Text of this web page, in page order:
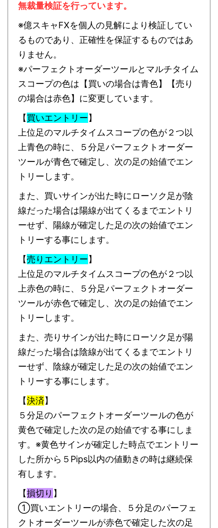
無裁量検証を行っています。
※億スキャFXを個人の見解により検証してい
るものであり、正確性を保証するものではあ
りません。
※パーフェクトオーダーツールとマルチタイム
スコープの色は【買いの場合は青色】【売り
の場合は赤色】に変更しています。
【買いエントリー】
上位足のマルチタイムスコープの色が２つ以
上青色の時に、５分足パーフェクトオーダー
ツールが青色で確定し、次の足の始値でエン
トリーします。
また、買いサインが出た時にローソク足が陰
線だった場合は陽線が出てくるまでエントリ
ーせず、陽線が確定した足の次の始値でエン
トリーする事にします。
【売りエントリー】
上位足のマルチタイムスコープの色が２つ以
上赤色の時に、５分足パーフェクトオーダー
ツールが赤色で確定し、次の足の始値でエン
トリーします。
また、売りサインが出た時にローソク足が陽
線だった場合は陰線が出てくるまでエントリ
ーせず、陰線が確定した足の次の始値でエン
トリーする事にします。
【決済】
５分足のパーフェクトオーダーツールの色が
黄色で確定した次の足の始値でする事にしま
す。※黄色サインが確定した時点でエントリー
した所から５Pips以内の値動きの時は継続保
有します。
【損切り 】
①買いエントリーの場合、５分足のパーフェ
クトオーダーツールが赤色で確定した次の足